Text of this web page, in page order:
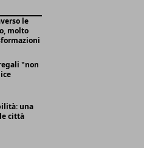
le
molto
"non
una
città